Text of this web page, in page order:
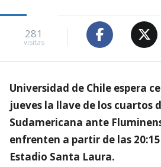
281
visitas
Universidad de Chile espera
jueves la llave de los cuartos
Sudamericana ante
enfrenten a partir de las
Estadio Santa Laura.